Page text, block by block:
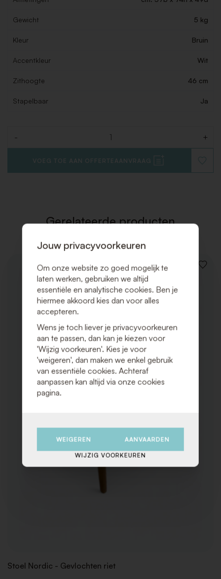
Gewicht 5 kg
Kleur Bruin
Accentkleur Wit
Zithoogte 46 cm
Stapelbaar Ja
- +
VOEG TOE AAN OFFERTEAANVRAAG
TOE
Gerelateerde producten
VOEG
Stoel Nordic - Gevlochten riet
Jouw privacyvoorkeuren
Om onze website zo goed mogelijk te
laten werken, gebruiken we altijd
essentiële en analytische cookies. Ben je
hiermee akkoord kies dan voor alles
accepteren.
Wens je toch liever je privacyvoorkeuren
aan te passen, dan kan je kiezen voor
'Wijzig voorkeuren'. Kies je voor
'weigeren', dan maken we enkel gebruik
van essentiële cookies. Achteraf
aanpassen kan altijd via onze cookies
pagina.
WEIGEREN AANVAARDEN
WIJZIG VOORKEUREN